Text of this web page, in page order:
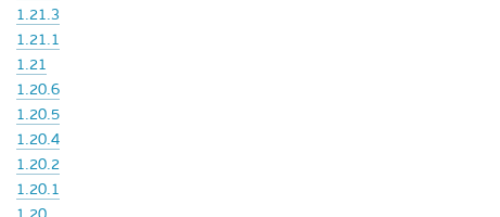
1.21.3
1.21.1
1.21
1.20.6
1.20.5
1.20.4
1.20.2
1.20.1